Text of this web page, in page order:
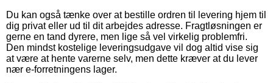
Du kan også tænke over at bestille ordren til levering hjem til
dig privat eller ud til dit arbejdes adresse. Fragtløsningen er
gerne en tand dyrere, men lige så vel virkelig problemfri.
Den mindst kostelige leveringsudgave vil dog altid vise sig
at være at hente varerne selv, men dette kræver at du lever
nær e-forretningens lager.